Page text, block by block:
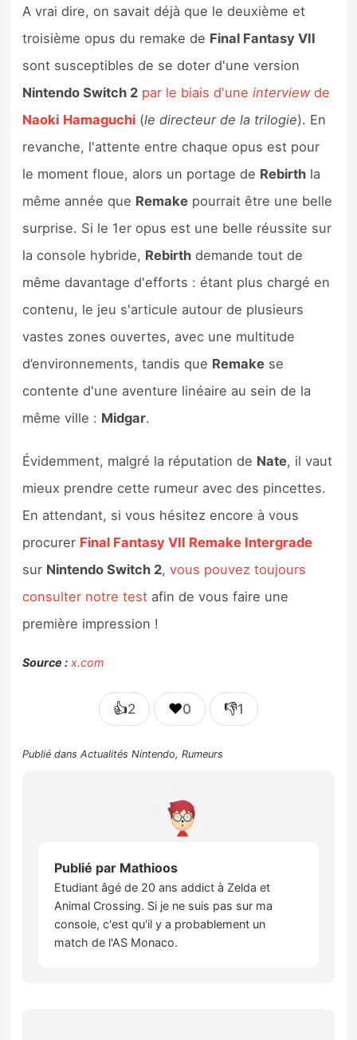
A vrai dire, on savait déjà que le deuxième et
troisième opus du remake de Final Fantasy VII
sont susceptibles de se doter d'une version
Nintendo Switch 2 par le biais d'uneinterviewde
Naoki Hamaguchi (le directeur de la trilogie). En
revanche, l'attente entre chaque opus est pour
le moment floue, alors un portage de Rebirth la
même année que Remake pourrait être une belle
surprise. Si le 1er opus est une belle réussite sur
la console hybride, Rebirth demande tout de
même davantage d'efforts : étant plus chargé en
contenu, le jeu s'articule autour de plusieurs
vastes zones ouvertes, avec une multitude
d’environnements, tandis que Remake se
contente d'une aventure linéaire au sein de la
même ville : Midgar.
Évidemment, malgré la réputation de Nate, il vaut
mieux prendre cette rumeur avec des pincettes.
En attendant, si vous hésitez encore à vous
procurer Final Fantasy VII Remake Intergrade
sur Nintendo Switch 2,vous pouvez toujours
consulter notre test afin de vous faire une
première impression !
Source : x.com
👍2 ❤️0 👎1
Publié dansActualités Nintendo,Rumeurs
Publié par Mathioos
Etudiant âgé de 20 ans addict à Zelda et
Animal Crossing. Si je ne suis pas sur ma
console, c'est qu'il y a probablement un
match de l'AS Monaco.